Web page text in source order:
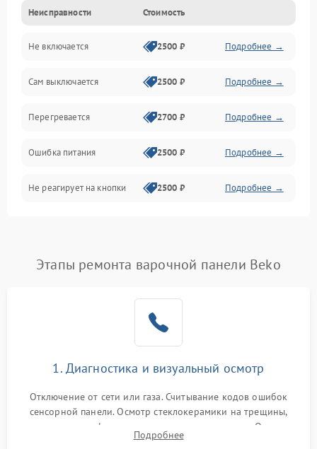
Неисправности Стоимость
Не включается 2500 ₽ Подробнее →
Сам выключается 2500 ₽ Подробнее →
Перегревается 2700 ₽ Подробнее →
Ошибка питания 2500 ₽ Подробнее →
Не реагирует на кнопки 2500 ₽ Подробнее →
Этапы ремонта варочной панели Beko
1. Диагностика и визуальный осмотр
Отключение от сети или газа. Считывание кодов ошибок
сенсорной панели. Осмотр стеклокерамики на трещины,
проверка конфорок на равномерность нагрева. Опрос
клиента о симптомах (не включается, не видит посуду,
Подробнее